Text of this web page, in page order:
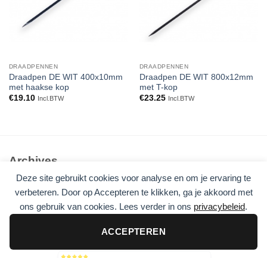
Deze site gebruikt cookies voor analyse en om je ervaring te
verbeteren. Door op Accepteren te klikken, ga je akkoord met
ons gebruik van cookies. Lees verder in ons privacybeleid.
ACCEPTEREN
DRAADPENNEN
Draadpen DE WIT 400x10mm
met haakse kop
€19.10 Incl.BTW
DRAADPENNEN
Draadpen DE WIT 800x12mm
met T-kop
€23.25 Incl.BTW
Archives
Geen archieven om te tonen.
Categories